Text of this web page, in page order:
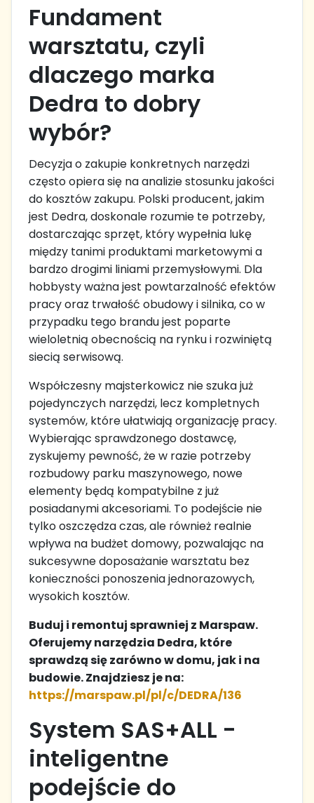
Fundament
warsztatu, czyli
dlaczego marka
Dedra to dobry
wybór?
Decyzja o zakupie konkretnych narzędzi
często opiera się na analizie stosunku jakości
do kosztów zakupu. Polski producent, jakim
jest Dedra, doskonale rozumie te potrzeby,
dostarczając sprzęt, który wypełnia lukę
między tanimi produktami marketowymi a
bardzo drogimi liniami przemysłowymi. Dla
hobbysty ważna jest powtarzalność efektów
pracy oraz trwałość obudowy i silnika, co w
przypadku tego brandu jest poparte
wieloletnią obecnością na rynku i rozwiniętą
siecią serwisową.
Współczesny majsterkowicz nie szuka już
pojedynczych narzędzi, lecz kompletnych
systemów, które ułatwiają organizację pracy.
Wybierając sprawdzonego dostawcę,
zyskujemy pewność, że w razie potrzeby
rozbudowy parku maszynowego, nowe
elementy będą kompatybilne z już
posiadanymi akcesoriami. To podejście nie
tylko oszczędza czas, ale również realnie
wpływa na budżet domowy, pozwalając na
sukcesywne doposażanie warsztatu bez
konieczności ponoszenia jednorazowych,
wysokich kosztów.
Buduj i remontuj sprawniej z Marspaw.
Oferujemy narzędzia Dedra, które
sprawdzą się zarówno w domu, jak i na
budowie. Znajdziesz je na:
https://marspaw.pl/pl/c/DEDRA/136
System SAS+ALL -
inteligentne
podejście do